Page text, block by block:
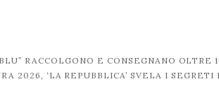
RACCOLGONO E CONSEGNANO OLTRE
2026, ‘LA REPUBBLICA’ SVELA I